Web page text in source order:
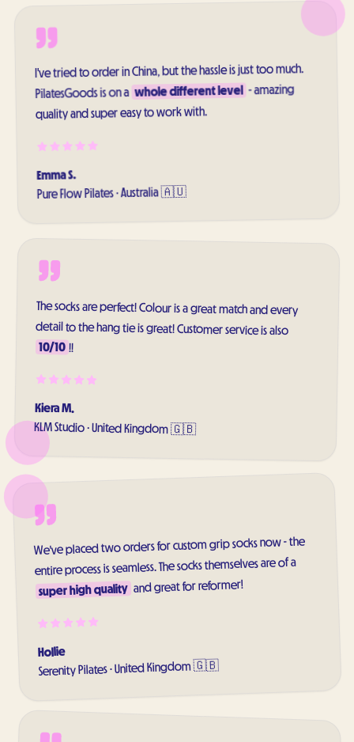
I've tried to order in China, but the hassle is just too much.
PilatesGoods is on a whole different level - amazing
quality and super easy to work with.
Emma S.
Pure Flow Pilates·Australia 🇦🇺
The socks are perfect! Colour is a great match and every
detail to the hang tie is great! Customer service is also
10/10 !!
Kiera M.
KLM Studio·United Kingdom 🇬🇧
We've placed two orders for custom grip socks now - the
entire process is seamless. The socks themselves are of a
super high qualityand great for reformer!
Hollie
Serenity Pilates·United Kingdom 🇬🇧